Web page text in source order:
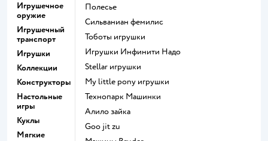
Игрушечное
оружие
Игрушечный
транспорт
Игрушки
Коллекции
Конструкторы
Настольные
игры
Куклы
Мягкие
Полесье
Сильваниан фемилис
Тоботы игрушки
Игрушки Инфинити Надо
Stellar игрушки
my little pony игрушки
Технопарк Машинки
Алило зайка
Goo jit zu